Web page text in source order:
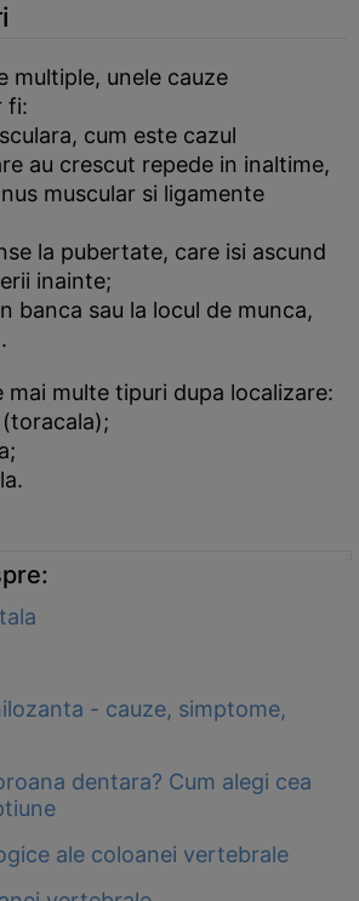
multiple, unele cauze
fi:
cum este cazul
au crescut repede in inaltime,
muscular si ligamente
la pubertate, care isi ascund
inainte;
banca sau la locul de munca,
multe tipuri dupa localizare:
(toracala);
- cauze, simptome,
dentara? Cum alegi cea
ale coloanei vertebrale